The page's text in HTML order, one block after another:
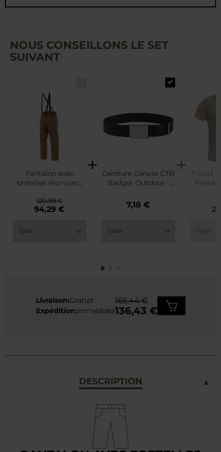
NOUS CONSEILLONS LE SET
SUIVANT
Pantalon avec
bretelles Hurricane
94,29 €
120,99 €
Ceinture Canvas CTB
Badger Outdoor -
7,18 €
T-shirt
Livraison:Gratuit
Expédition:Immédiate
165,44 €
136,43 €
DESCRIPTION